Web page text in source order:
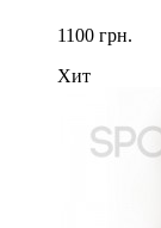
1100 грн.
Хит